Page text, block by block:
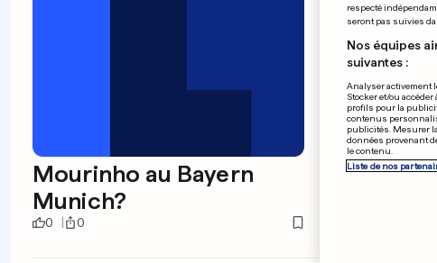
Mourinho au Bayern
Munich?
0 0
Le Real
respecté
seront pas suivies
Nos équipes
suivantes :
Analyser activement
Stocker et/ou
profils pour la
contenus
publicités. Mesurer
données provenant
le contenu.
Liste de nos